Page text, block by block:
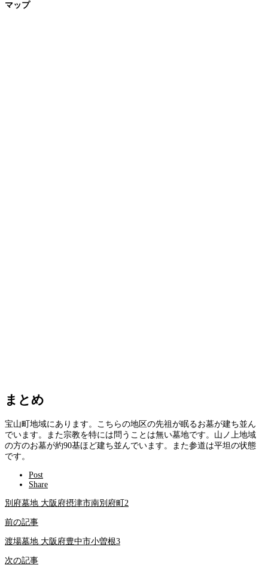
マップ
まとめ
宝山町地域にあります。こちらの地区の先祖が眠るお墓が建ち並ん
でいます。また宗教を特には問うことは無い墓地です。山ノ上地域
の方のお墓が約90基ほど建ち並んでいます。また参道は平坦の状態
です。
Post
Share
別府墓地 大阪府摂津市南別府町2
前の記事
渡場墓地 大阪府豊中市小曽根3
次の記事